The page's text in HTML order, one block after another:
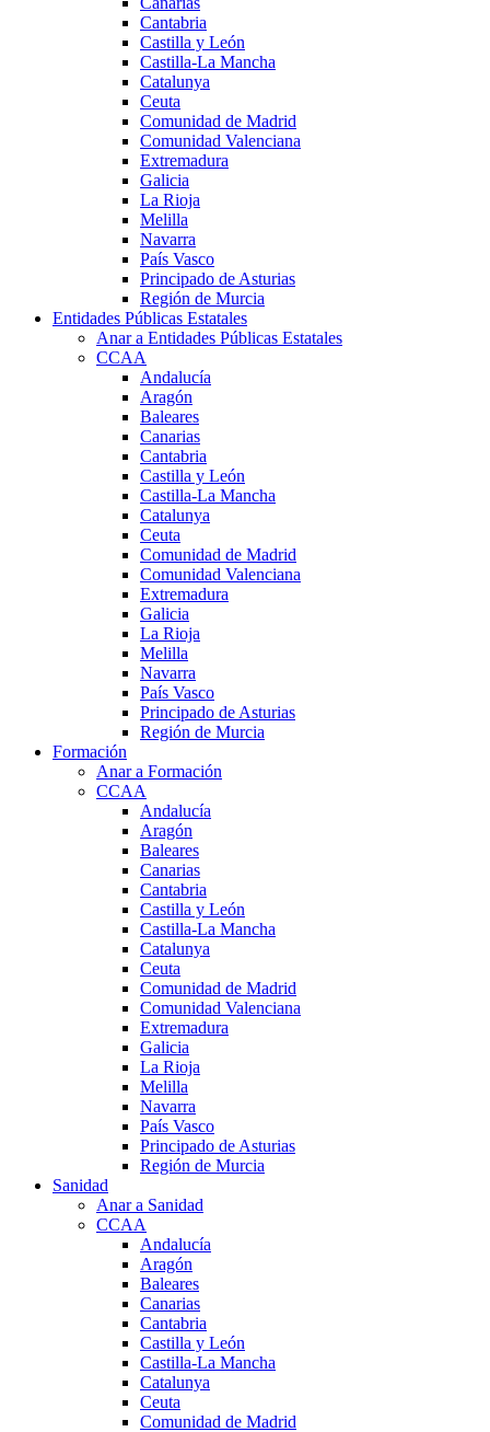
Cantabria
Castilla y León
Castilla-La Mancha
Catalunya
Ceuta
Comunidad de Madrid
Comunidad Valenciana
Extremadura
Galicia
La Rioja
Melilla
Navarra
País Vasco
Principado de Asturias
Región de Murcia
Entidades Públicas Estatales
Anar a Entidades Públicas Estatales
CCAA
Andalucía
Aragón
Baleares
Canarias
Cantabria
Castilla y León
Castilla-La Mancha
Catalunya
Ceuta
Comunidad de Madrid
Comunidad Valenciana
Extremadura
Galicia
La Rioja
Melilla
Navarra
País Vasco
Principado de Asturias
Región de Murcia
Formación
Anar a Formación
CCAA
Andalucía
Aragón
Baleares
Canarias
Cantabria
Castilla y León
Castilla-La Mancha
Catalunya
Ceuta
Comunidad de Madrid
Comunidad Valenciana
Extremadura
Galicia
La Rioja
Melilla
Navarra
País Vasco
Principado de Asturias
Región de Murcia
Sanidad
Anar a Sanidad
CCAA
Andalucía
Aragón
Baleares
Canarias
Cantabria
Castilla y León
Castilla-La Mancha
Catalunya
Ceuta
Comunidad de Madrid